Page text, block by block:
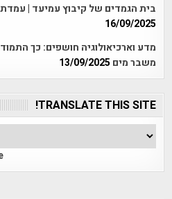
בית הגמדים של קיבוץ עמיעד |
16/09/2025
מדע וארכיאולוגיה חושפים: כך
משבר מים 13/09/2025
TRANSLATE THIS SITE!